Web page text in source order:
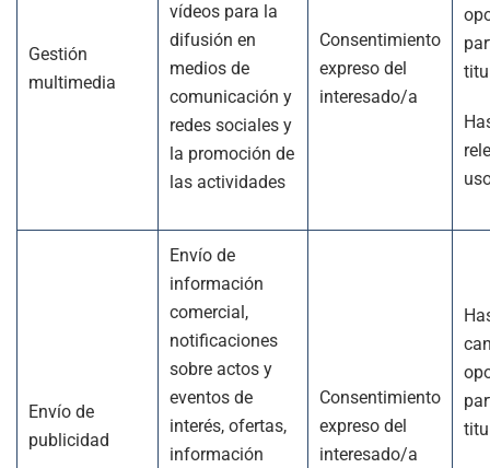
Gestión
multimedia
vídeos para la
difusión en
medios de
comunicación y
redes sociales y
la promoción de
las actividades
Consentimiento
expreso del
interesado/a
Envío de
publicidad
Envío de
información
comercial,
notificaciones
sobre actos y
eventos de
interés, ofertas,
información
Consentimiento
expreso del
interesado/a